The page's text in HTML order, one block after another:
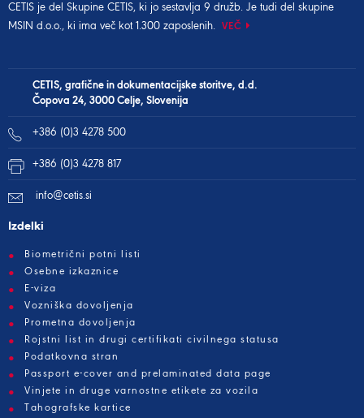
CETIS je del Skupine CETIS, ki jo sestavlja 9 družb. Je tudi del skupine
MSIN d.o.o., ki ima več kot 1.300 zaposlenih. VEČ
CETIS, grafične in dokumentacijske storitve, d.d.
Čopova 24, 3000 Celje, Slovenija
+386 (0)3 4278 500
+386 (0)3 4278 817
info@cetis.si
Izdelki
Biometrični potni listi
Osebne izkaznice
E-viza
Vozniška dovoljenja
Prometna dovoljenja
Rojstni list in drugi certifikati civilnega statusa
Podatkovna stran
Passport e-cover and prelaminated data page
Vinjete in druge varnostne etikete za vozila
Tahografske kartice